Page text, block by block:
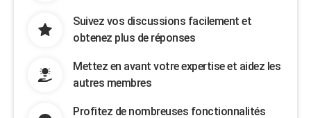
Suivez vos discussions facilement et
obtenez plus de réponses
Mettez en avant votre expertise et aidez les
autres membres
Profitez de nombreuses fonctionnalités